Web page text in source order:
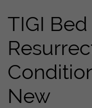
TIGI
New